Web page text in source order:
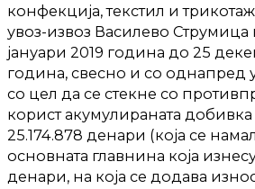
конфекција, текстил и
увоз-извоз Василево Струмица
јануари 2019 година до 25
година, свесно и со однапред
со цел да се стекне со
корист акумулираната
25.174.878 денари (која се
основната главнина која
денари, на која се додава